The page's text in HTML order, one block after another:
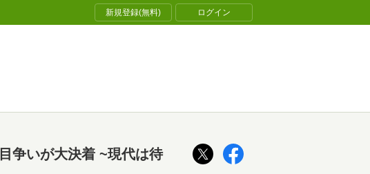
新規登録(無料) ログイン
争いが大決着 ~現代は待